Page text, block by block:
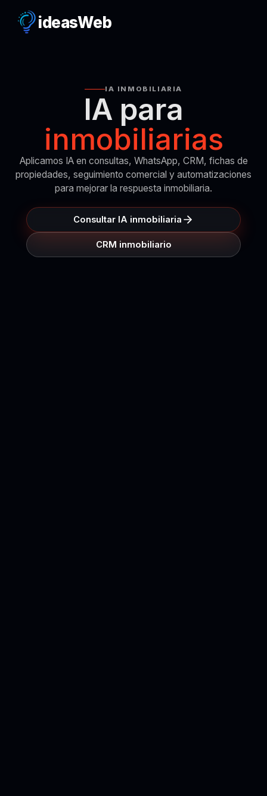
ideasWeb
IA INMOBILIARIA
IA para
inmobiliarias
Aplicamos IA en consultas, WhatsApp, CRM, fichas de
propiedades, seguimiento comercial y automatizaciones
para mejorar la respuesta inmobiliaria.
Consultar IA inmobiliaria
CRM inmobiliario